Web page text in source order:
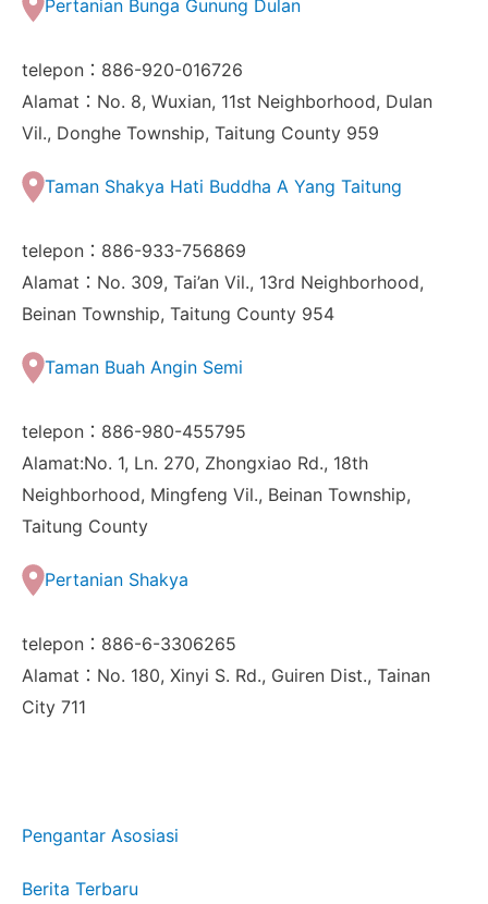
Pertanian Bunga Gunung Dulan
telepon：886-920-016726
Alamat：No. 8, Wuxian, 11st Neighborhood, Dulan
Vil., Donghe Township, Taitung County 959
Taman Shakya Hati Buddha A Yang Taitung
telepon：886-933-756869
Alamat：No. 309, Tai’an Vil., 13rd Neighborhood,
Beinan Township, Taitung County 954
Taman Buah Angin Semi
telepon：886-980-455795
Alamat:No. 1, Ln. 270, Zhongxiao Rd., 18th
Neighborhood, Mingfeng Vil., Beinan Township,
Taitung County
Pertanian Shakya
telepon：886-6-3306265
Alamat：No. 180, Xinyi S. Rd., Guiren Dist., Tainan
City 711
Pengantar Asosiasi
Berita Terbaru